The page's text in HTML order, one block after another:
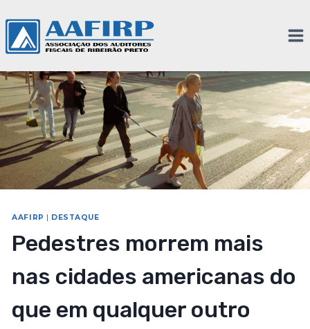
AAFIRP DESTAQUE
Pedestres morrem mais
nas cidades americanas do
que em qualquer outro